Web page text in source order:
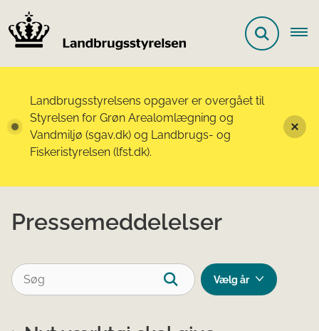
Landbrugsstyrelsens opgaver er overgået til
Styrelsen for Grøn Arealomlægning og
Vandmiljø (sgav.dk) og Landbrugs- og
Fiskeristyrelsen (lfst.dk).
Pressemeddelelser